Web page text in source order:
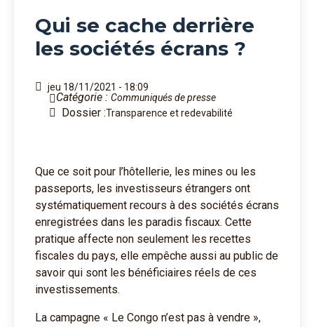
Qui se cache derrière
les sociétés écrans ?
jeu 18/11/2021 - 18:09
Catégorie : Communiqués de presse
Dossier :Transparence et redevabilité
Que ce soit pour l’hôtellerie, les mines ou les
passeports, les investisseurs étrangers ont
systématiquement recours à des sociétés écrans
enregistrées dans les paradis fiscaux. Cette
pratique affecte non seulement les recettes
fiscales du pays, elle empêche aussi au public de
savoir qui sont les bénéficiaires réels de ces
investissements.
La campagne « Le Congo n’est pas à vendre »,